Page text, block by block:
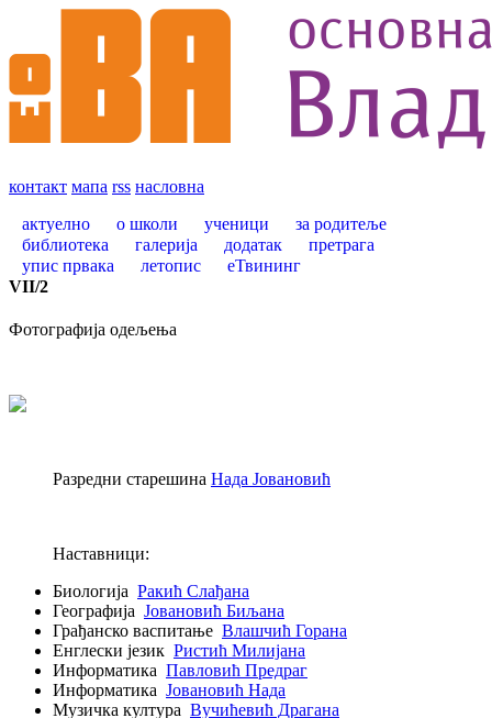
контакт мапа rss насловна
актуелно
о школи ученици
за родитеље
библиотека
галерија додатак
претрага
упис првака
летопис
еТвининг
VII/2
Фотографија одељења
Разредни старешина Нада Јовановић
Наставници:
Биологија Ракић Слађана
Географија Јовановић Биљана
Грађанско васпитање Влашчић Горана
Енглески језик Ристић Милијана
Информатика Павловић Предраг
Информатика Јовановић Нада
Музичка култура Вучићевић Драгана